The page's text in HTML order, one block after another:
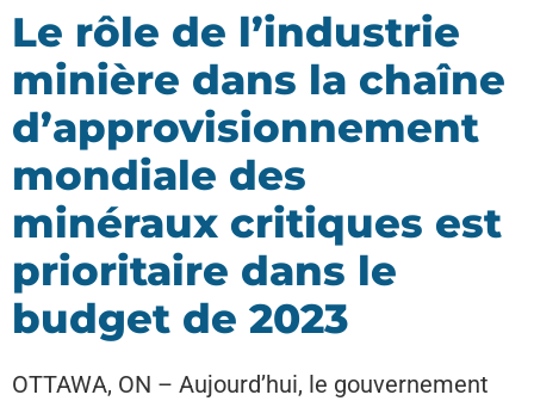
Le rôle de l’industrie
minière dans la chaîne
d’approvisionnement
mondiale des
minéraux critiques est
prioritaire dans le
budget de 2023
OTTAWA, ON – Aujourd’hui, le gouvernement